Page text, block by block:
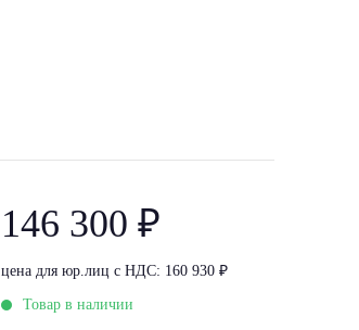
146 300 ₽
цена для юр.лиц с НДС: 160 930 ₽
Товар в наличии